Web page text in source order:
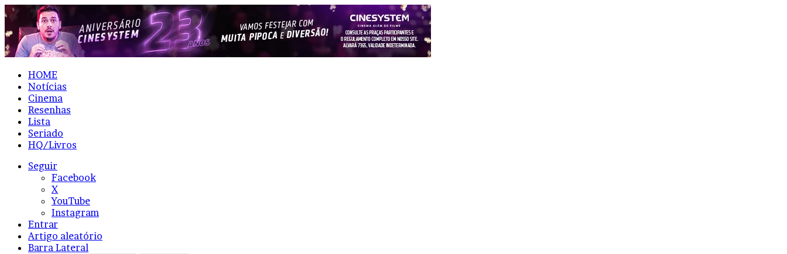
HOME
Notícias
Cinema
Resenhas
Lista
Seriado
HQ/Livros
Seguir
Facebook
X
YouTube
Instagram
Entrar
Artigo aleatório
Barra Lateral